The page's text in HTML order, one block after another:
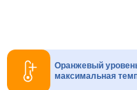
Оранжевый
максимальная